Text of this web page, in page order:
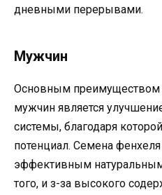
дневными перерывами.
Мужчин
Основным преимуществом
мужчин является
системы, благодаря
потенциал. Семена
эффективным
того, и з-за высокого